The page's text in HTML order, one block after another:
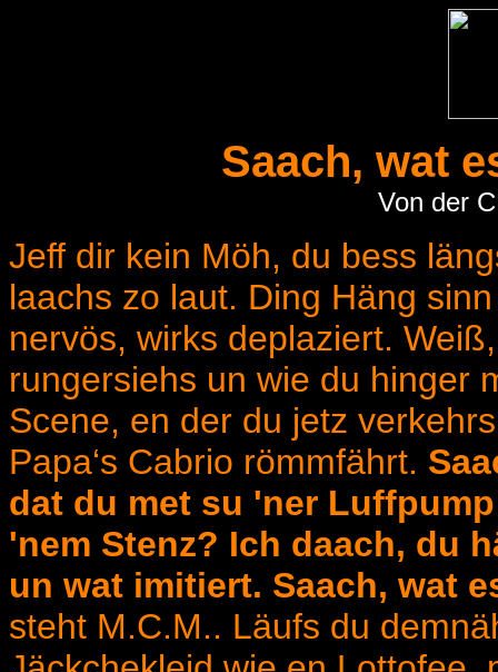
Saach, wat
Von der
Jeff dir kein Möh, du bess
laachs zo laut. Ding Häng
nervös, wirks deplaziert.
rungersiehs un wie du hinger
Scene, en der du jetz
Papa‘s Cabrio römmfährt.
dat du met su 'ner
'nem Stenz? Ich daach, du
un wat imitiert. Saach, wat
steht M.C.M.. Läufs du